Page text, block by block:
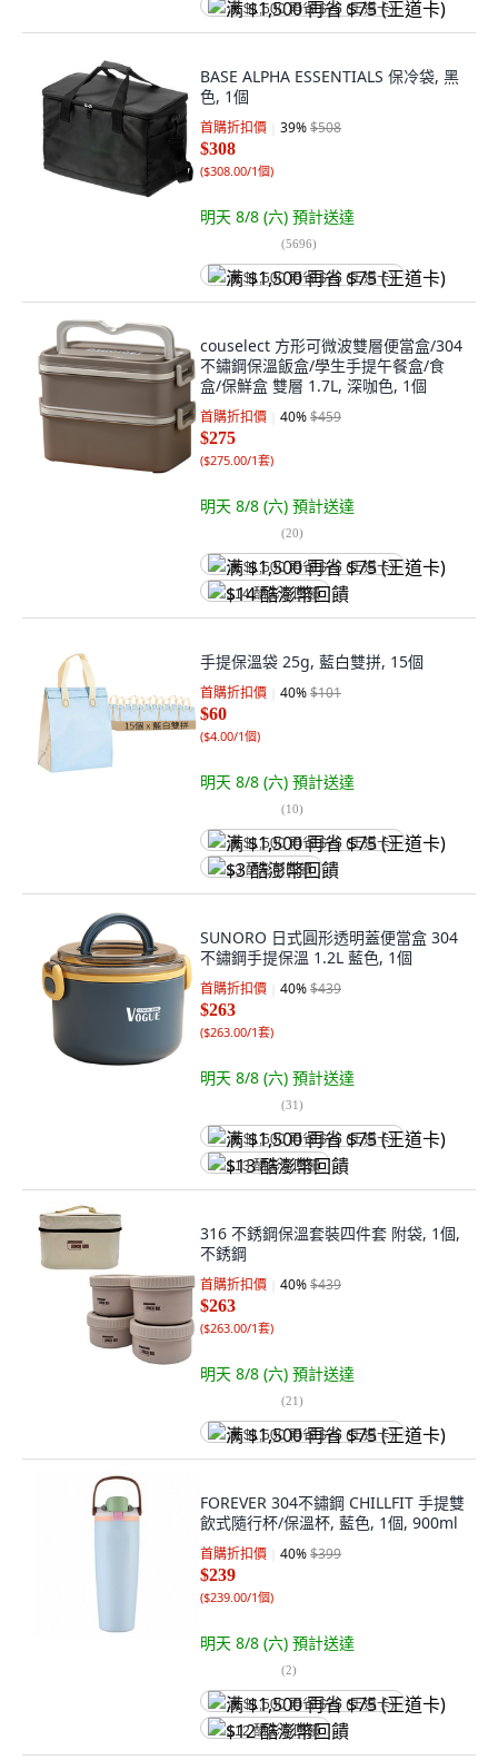
满 $1,500 再省 $75 (王道卡)
BASE ALPHA ESSENTIALS 保冷袋, 黑
色, 1個
首購折扣價 39%$508
$308
($308.00/1個)
明天 8/8 (六) 預計送達
(5696)
满 $1,500 再省 $75 (王道卡)
couselect 方形可微波雙層便當盒/304
不鏽鋼保溫飯盒/學生手提午餐盒/食
盒/保鮮盒 雙層 1.7L, 深咖色, 1個
首購折扣價 40%$459
$275
($275.00/1套)
明天 8/8 (六) 預計送達
(20)
满 $1,500 再省 $75 (王道卡)
$14 酷澎幣回饋
手提保溫袋 25g, 藍白雙拼, 15個
首購折扣價 40%$101
$60
($4.00/1個)
明天 8/8 (六) 預計送達
(10)
满 $1,500 再省 $75 (王道卡)
$3 酷澎幣回饋
SUNORO 日式圓形透明蓋便當盒 304
不鏽鋼手提保溫 1.2L 藍色, 1個
首購折扣價 40%$439
$263
($263.00/1套)
明天 8/8 (六) 預計送達
(31)
满 $1,500 再省 $75 (王道卡)
$13 酷澎幣回饋
316 不銹鋼保溫套裝四件套 附袋, 1個,
不銹鋼
首購折扣價 40%$439
$263
($263.00/1套)
明天 8/8 (六) 預計送達
(21)
满 $1,500 再省 $75 (王道卡)
FOREVER 304不鏽鋼 CHILLFIT 手提雙
飲式隨行杯/保溫杯, 藍色, 1個, 900ml
首購折扣價 40%$399
$239
($239.00/1個)
明天 8/8 (六) 預計送達
(2)
满 $1,500 再省 $75 (王道卡)
$12 酷澎幣回饋